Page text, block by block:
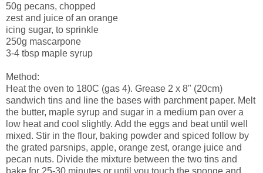
50g pecans, chopped
zest and juice of an orange
icing sugar, to sprinkle
250g mascarpone
3-4 tbsp maple syrup
Method:
Heat the oven to 180C (gas 4). Grease 2 x 8" (20cm)
sandwich tins and line the bases with parchment paper. Melt
the butter, maple syrup and sugar in a medium pan over a
low heat and cool slightly. Add the eggs and beat until well
mixed. Stir in the flour, baking powder and spiced follow by
the grated parsnips, apple, orange zest, orange juice and
pecan nuts. Divide the mixture between the two tins and
bake for 25-30 minutes or until you touch the sponge and